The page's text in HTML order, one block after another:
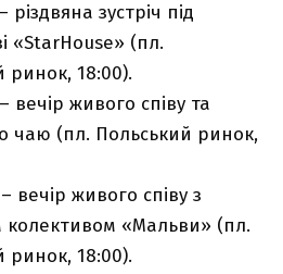
– різдвяна зустріч під
«StarHouse» (пл.
ринок, 18:00).
– вечір живого співу та
чаю (пл. Польський ринок,
– вечір живого співу з
«Мальви» (пл.
ринок, 18:00).